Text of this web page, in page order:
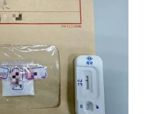
訊持續擴散。